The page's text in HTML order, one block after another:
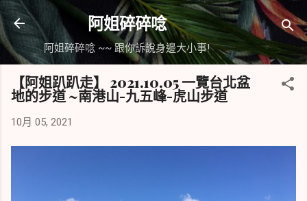
跳到主要內容
阿姐碎碎唸
阿姐碎碎唸 ~~ 跟你訴說身邊大小事!
【阿姐趴趴走】 2021.10.05 一覽台北盆
地的步道 ~南港山-九五峰-虎山步道
10月 05, 2021